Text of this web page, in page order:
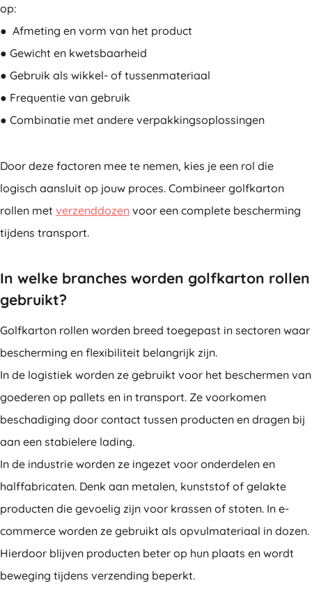
op:
● Afmeting en vorm van het product
● Gewicht en kwetsbaarheid
● Gebruik als wikkel- of tussenmateriaal
● Frequentie van gebruik
● Combinatie met andere verpakkingsoplossingen
Door deze factoren mee te nemen, kies je een rol die
logisch aansluit op jouw proces. Combineer golfkarton
rollen met verzenddozen voor een complete bescherming
tijdens transport.
In welke branches worden golfkarton rollen
gebruikt?
Golfkarton rollen worden breed toegepast in sectoren waar
bescherming en flexibiliteit belangrijk zijn.
In de logistiek worden ze gebruikt voor het beschermen van
goederen op pallets en in transport. Ze voorkomen
beschadiging door contact tussen producten en dragen bij
aan een stabielere lading.
In de industrie worden ze ingezet voor onderdelen en
halffabricaten. Denk aan metalen, kunststof of gelakte
producten die gevoelig zijn voor krassen of stoten. In e-
commerce worden ze gebruikt als opvulmateriaal in dozen.
Hierdoor blijven producten beter op hun plaats en wordt
beweging tijdens verzending beperkt.